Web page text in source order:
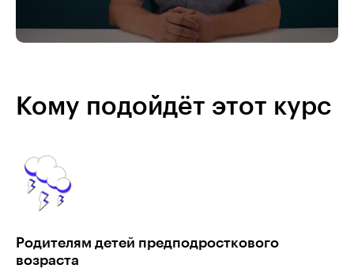
Кому подойдёт этот курс
Родителям детей предподросткового
возраста